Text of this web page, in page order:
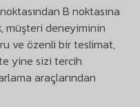
B noktasına
müşteri deneyiminin
ve özenli bir teslimat,
yine sizi tercih
araçlarından